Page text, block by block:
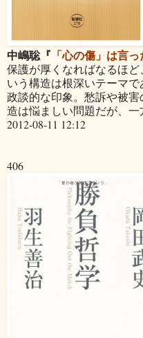
中嶋聡『 「心の傷」は言
保護が厚くなればなるほ
いう構造は根深いテーマ
政談的な印象。愁訴や被
造は悩ましい問題だが、
2012-08-11 12:12
406